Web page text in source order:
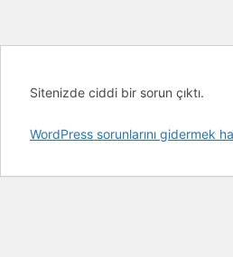
Sitenizde ciddi bir sorun çıktı.
WordPress sorunlarını gidermek